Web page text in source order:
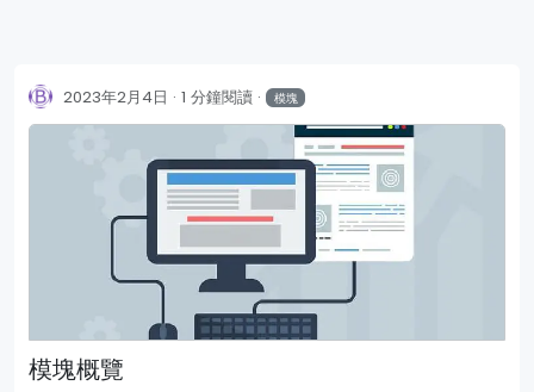
2023年2月4日 1 分鐘閱讀 模塊
模塊概覽